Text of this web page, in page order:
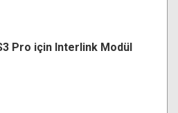
Pro için Interlink Modül